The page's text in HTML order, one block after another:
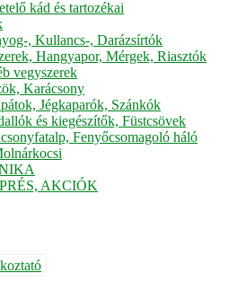
kád és tartozékai
, Kullancs-, Darázsírtók
Hangyapor, Mérgek, Riasztók
vegyszerek
Karácsony
Jégkaparók, Szánkók
és kiegészítők, Füstcsövek
Fenyőcsomagoló háló
AKCIÓK